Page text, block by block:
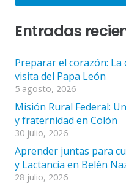
Entradas
Preparar el corazón:
visita del Papa León
5 agosto, 2026
Misión Rural Federal:
y fraternidad en Colón
30 julio, 2026
Aprender juntas para
y Lactancia en Belén
28 julio, 2026